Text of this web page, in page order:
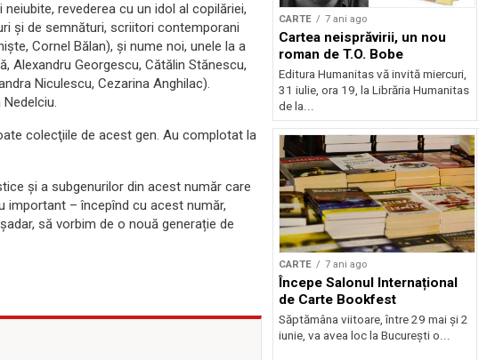
revederea cu un idol al copilăriei,
și de semnături, scriitori contemporani
Cornel Bălan), și nume noi, unele la a
Alexandru Georgescu, Cătălin Stănescu,
Niculescu, Cezarina Anghilac).
colecţiile de acest gen. Au complotat la
și a subgenurilor din acest număr care
important – începînd cu acest număr,
să vorbim de o nouă generație de
CARTE 7 ani ago
Cartea neisprăvirii, un nou
roman de T.O. Bobe
Editura Humanitas vă invită miercuri,
31 iulie, ora 19, la Librăria Humanitas
de la...
CARTE 7 ani ago
Începe Salonul Internațional
de Carte Bookfest
Săptămâna viitoare, între 29 mai și 2
iunie, va avea loc la București o...